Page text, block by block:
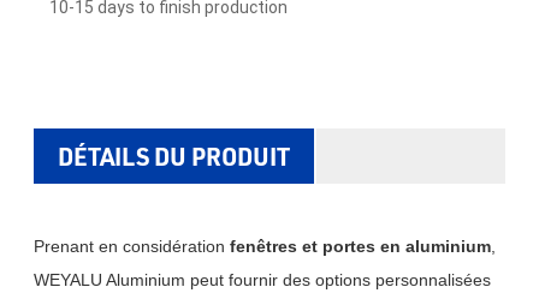
10-15 days to finish production
DÉTAILS DU PRODUIT
Prenant en considérationfenêtres et portes en aluminium
WEYALU Aluminium peut fournir des options personnalisées